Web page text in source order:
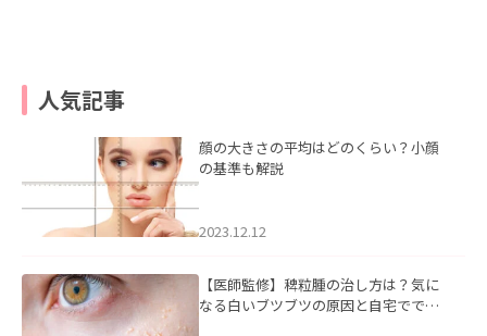
人気記事
顔の大きさの平均はどのくらい？小顔
の基準も解説
2023.12.12
【医師監修】稗粒腫の治し方は？気に
なる白いブツブツの原因と自宅ででき